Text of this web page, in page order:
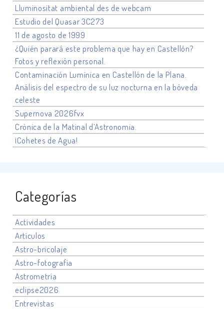
Lluminositat ambiental des de webcam
Estudio del Quasar 3C273
11 de agosto de 1999
¿Quién parará este problema que hay en Castellón?
Fotos y reflexión personal.
Contaminación Lumínica en Castellón de la Plana.
Análisis del espectro de su luz nocturna en la bóveda
celeste
Supernova 2026fvx
Crònica de la Matinal d’Astronomia.
¡Cohetes de Agua!
Categorías
Actividades
Artículos
Astro-bricolaje
Astro-fotografía
Astrometría
eclipse2026
Entrevistas